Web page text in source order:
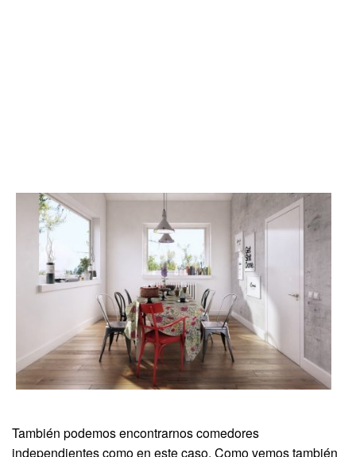
También podemos encontrarnos comedores
independientes como en este caso. Como vemos también